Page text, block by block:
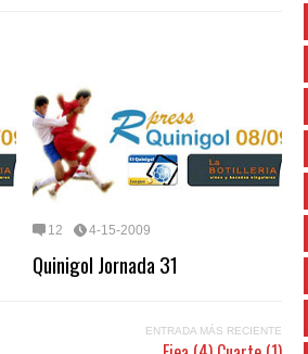
12 4-15-2009
Quinigol Jornada 31
ENTRADA MÁS RECIENTE